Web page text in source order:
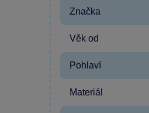
Značka
Věk od
Pohlaví
Materiál